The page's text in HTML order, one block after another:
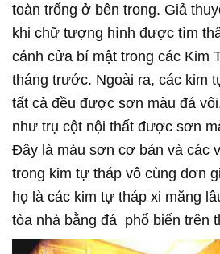
toàn trống ở bên trong. Giả
khi chữ tượng hình được tìm
cánh cửa bí mật trong các Kim
tháng trước. Ngoài ra, các kim
tất cả đều được sơn màu đá
như trụ cột nội thất được sơn
Đây là màu sơn cơ bản và các
trong kim tự tháp vô cùng đơn
họ là các kim tự tháp xi măng
tòa nhà bằng đá phổ biến trên